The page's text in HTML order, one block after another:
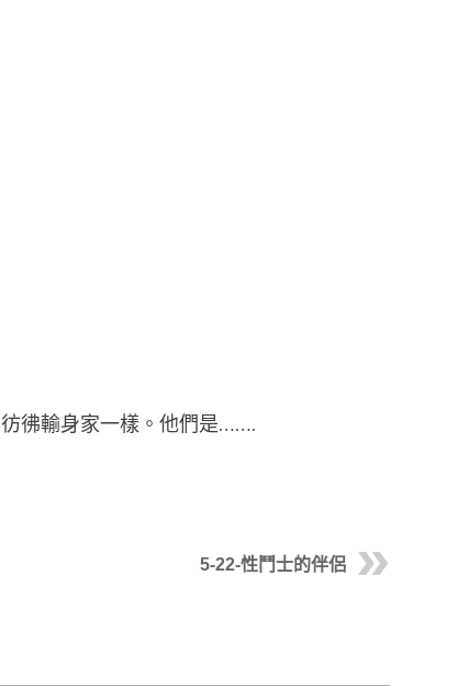
彿輸身家一樣。他們是…….
5-22-性鬥士的伴侶